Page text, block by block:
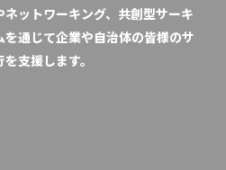
ットワーキング、共創型サーキ
を通じて企業や自治体の皆様のサ
支援します。